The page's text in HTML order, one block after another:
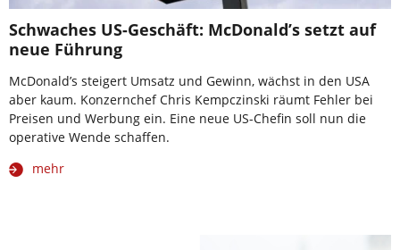
Schwaches US-Geschäft: McDonald’s setzt auf
neue Führung
McDonald’s steigert Umsatz und Gewinn, wächst in den USA
aber kaum. Konzernchef Chris Kempczinski räumt Fehler bei
Preisen und Werbung ein. Eine neue US-Chefin soll nun die
operative Wende schaffen.
mehr